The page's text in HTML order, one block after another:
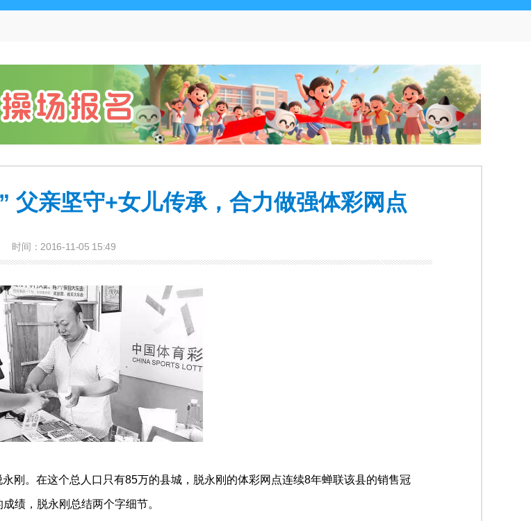
父亲坚守+女儿传承，合力做强体彩网点
时间：2016-11-05 15:49
刚。在这个总人口只有85万的县城，脱永刚的体彩网点连续8年蝉联该县的销售冠
绩，脱永刚总结两个字细节。